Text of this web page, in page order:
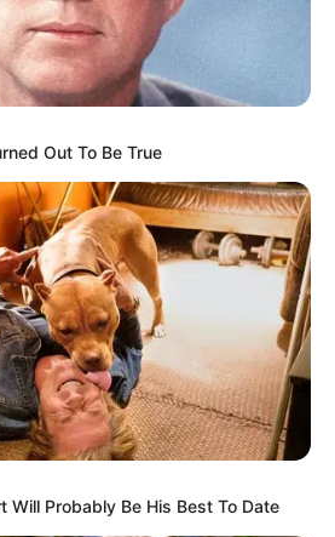
സ്ത്രീവിരുദ്ധതയാണ്
സംവരണ ബിൽ
വ്യക്തമാകുന്നതെന്ന്
കാര്യ മന്ത്രി കിരൺ റിജിജു.
സർക്കാർ
Out To Be True
Will Probably Be His Best To Date